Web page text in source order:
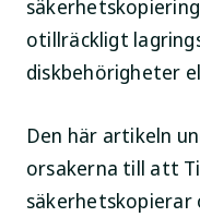
otillräckligt
diskbehörigheter
Den här artikeln
orsakerna till att
säkerhetskopierar